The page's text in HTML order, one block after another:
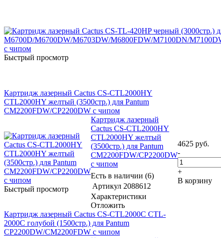
Быстрый просмотр
Картридж лазерный Cactus CS-CTL2000HY
CTL2000HY желтый (3500стр.) для Pantum
CM2200FDW/CP2200DW с чипом
Быстрый просмотр
Картридж лазерный
Cactus CS-CTL2000HY
CTL2000HY желтый
(3500стр.) для Pantum
CM2200FDW/CP2200DW
с чипом
Есть в наличии (6)
Артикул 2088612
Характеристики
Отложить
4625 руб.
-
+
В корзину
Картридж лазерный Cactus CS-CTL2000C CTL-
2000C голубой (1500стр.) для Pantum
CP2200DW/CM2200FDW с чипом